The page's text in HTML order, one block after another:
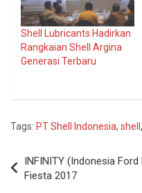
Shell Lubricants Hadirkan
Rangkaian Shell Argina
Generasi Terbaru
Tags: PT Shell Indonesia, shell ,
pos
INFINITY (Indonesia
Fiesta 2017